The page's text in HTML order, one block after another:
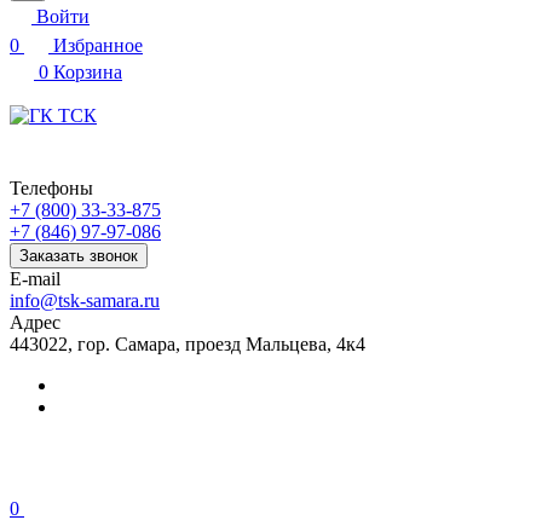
Войти
0
Избранное
0 Корзина
Телефоны
+7 (800) 33-33-875
+7 (846) 97-97-086
Заказать звонок
E-mail
info@tsk-samara.ru
Адрес
443022, гор. Самара, проезд Мальцева, 4к4
0